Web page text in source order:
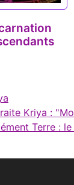
Kriya :
Terre :